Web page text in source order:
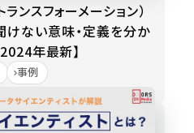
ンスフォーメーション）
けない意味・定義を分か
年最新】
事例